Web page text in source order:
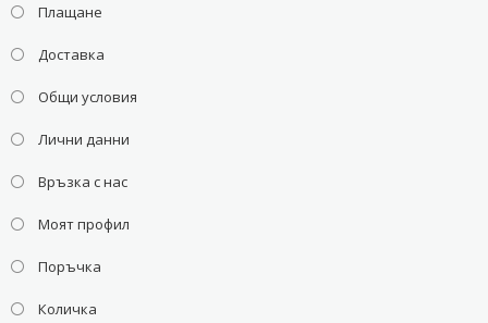
Плащане
Доставка
Общи условия
Лични данни
Връзка с нас
Моят профил
Поръчка
Количка